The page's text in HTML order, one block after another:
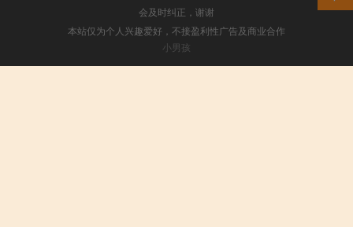
会及时纠正，谢谢
本站仅为个人兴趣爱好，不接盈利性广告及商业合作
小男孩